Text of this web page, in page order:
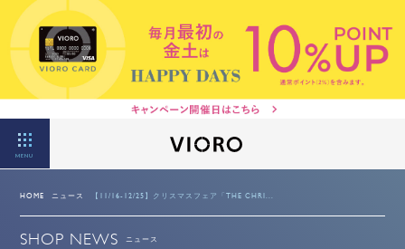
MENU
HOME ニュース 【11/16-12/25】クリスマスフェア「THE CHRI...
SHOP NEWS ニュース